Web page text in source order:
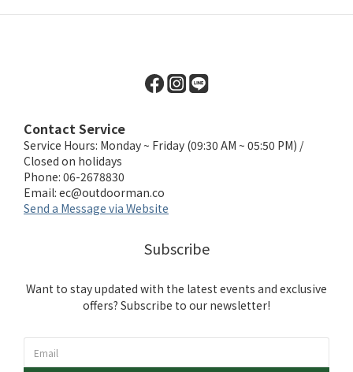
Contact Service
Service Hours: Monday ~ Friday (09:30 AM ~ 05:50 PM) /
Closed on holidays
Phone: 06-2678830
Email: ec@outdoorman.co
Send a Message via Website
Subscribe
Want to stay updated with the latest events and exclusive
offers? Subscribe to our newsletter!